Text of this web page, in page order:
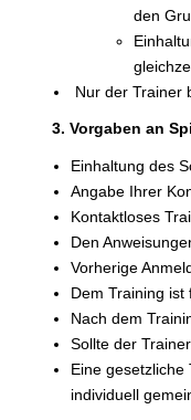
den
Nur der Trainer
3. Vorgaben an
Einhaltung des
Angabe Ihrer
Kontaktloses
Den
Vorherige
Dem Training
Nach dem
Sollte der
Eine gesetzliche
individuell